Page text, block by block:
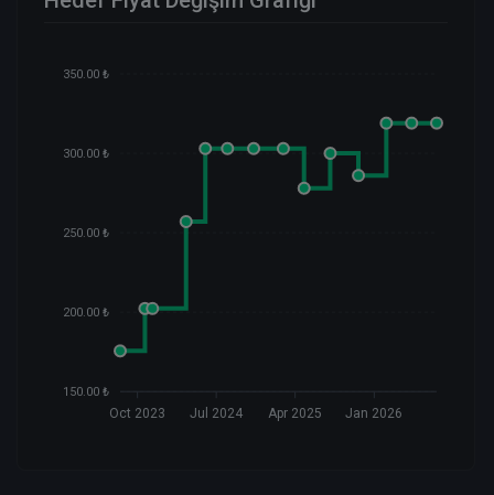
350.00 ₺
300.00 ₺
250.00 ₺
200.00 ₺
150.00 ₺
Oct 2023 Jul 2024 Apr 2025 Jan 2026